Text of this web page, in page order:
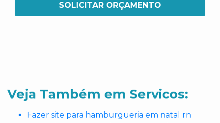
SOLICITAR ORÇAMENTO
Veja Também em Servicos:
Fazer site para hamburgueria em natal rn